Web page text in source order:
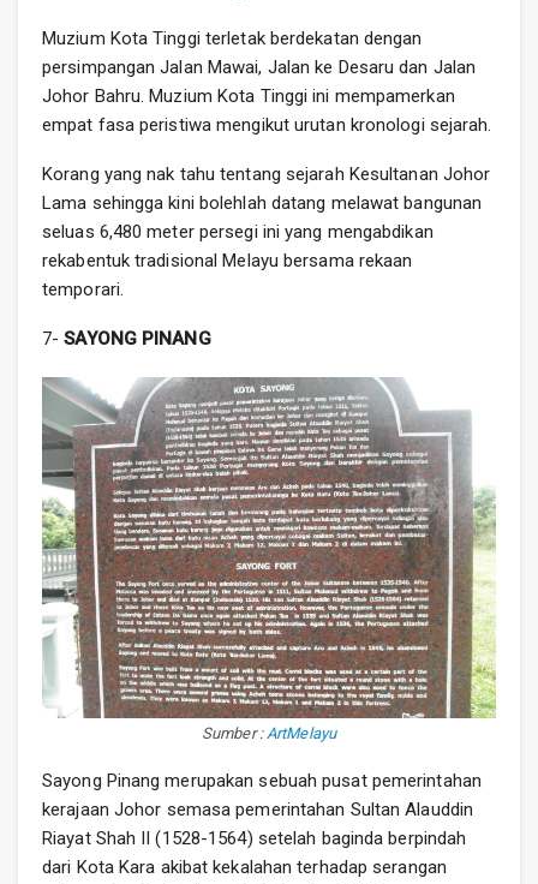
Muzium Kota Tinggi terletak berdekatan dengan
persimpangan Jalan Mawai, Jalan ke Desaru dan Jalan
Johor Bahru. Muzium Kota Tinggi ini mempamerkan
empat fasa peristiwa mengikut urutan kronologi sejarah.
Korang yang nak tahu tentang sejarah Kesultanan Johor
Lama sehingga kini bolehlah datang melawat bangunan
seluas 6,480 meter persegi ini yang mengabdikan
rekabentuk tradisional Melayu bersama rekaan
temporari.
7-SAYONG PINANG
Sumber :ArtMelayu
Sayong Pinang merupakan sebuah pusat pemerintahan
kerajaan Johor semasa pemerintahan Sultan Alauddin
Riayat Shah II (1528-1564) setelah baginda berpindah
dari Kota Kara akibat kekalahan terhadap serangan